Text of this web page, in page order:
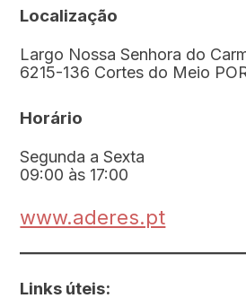
Rio
Volfrâmio
Caminhar
Museus e Centros
Interpretativos
Localização
Largo Nossa Senhora do
6215-136 Cortes do Meio
Horário
Segunda a Sexta
09:00 às 17:00
www.aderes.pt
Links úteis: